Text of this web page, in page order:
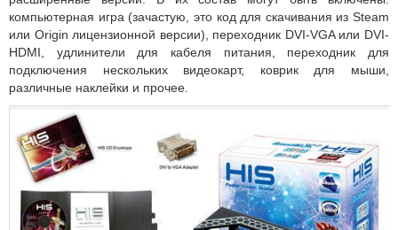
компьютерная игра (зачастую, это код для скачивания из Steam
или Origin лицензионной версии), переходник DVI-VGA или DVI-
HDMI, удлинители для кабеля питания, переходник для
подключения нескольких видеокарт, коврик для мыши,
различные наклейки и прочее.